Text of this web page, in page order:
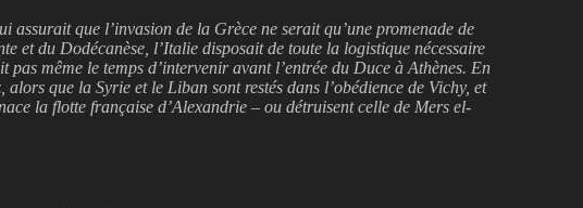
que l’invasion de la Grèce ne serait qu’une promenade de
et du Dodécanèse, l’Italie disposait de toute la logistique nécessaire
même le temps d’intervenir avant l’entrée du Duce à Athènes. En
que la Syrie et le Liban sont restés dans l’obédience de Vichy, et
la flotte française d’Alexandrie – ou détruisent celle de Mers el-